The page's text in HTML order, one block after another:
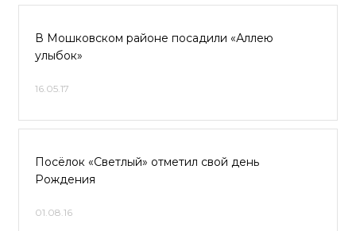
В Мошковском районе посадили «Аллею
улыбок»
16.05.17
Посёлок «Светлый» отметил свой день
Рождения
01.08.16